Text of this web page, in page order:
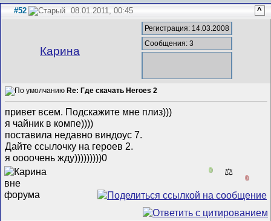
#52 08.01.2011, 00:45 ^
Карина
Регистрация: 14.03.2008
Сообщения: 3
Re: Где скачать Heroes 2
привет всем. Подскажите мне плиз)))
я чайник в компе))))
поставила недавно виндоус 7.
Дайте ссылочку на героев 2.
я оооочень жду)))))))))0
0 ⚖️
0